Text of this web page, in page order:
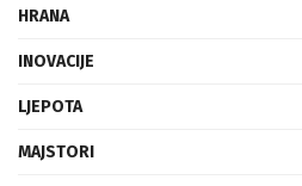
HRANA
INOVACIJE
LJEPOTA
MAJSTORI